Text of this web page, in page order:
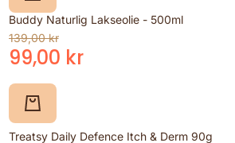
Buddy Naturlig Lakseolie - 500ml
139,00 kr
99,00 kr
Treatsy Daily Defence Itch & Derm 90g